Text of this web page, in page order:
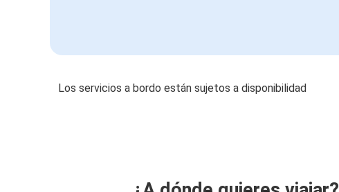
Los servicios a bordo están sujetos a disponibilidad